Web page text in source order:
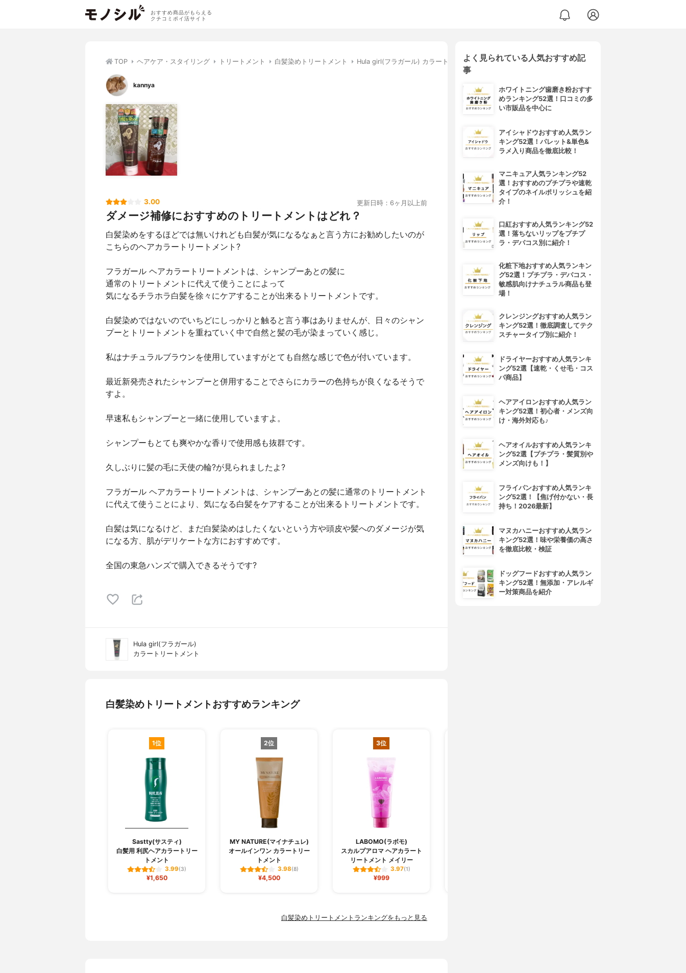
おすすめ商品がもらえる
クチコミポイ活サイト
TOP ヘアケア・スタイリング トリートメント 白髪染めトリートメント Hula girl(フラガール) カラートリートメント
kannya
3.00 更新日時：6ヶ月以上前
ダメージ補修におすすめのトリートメントはどれ？
白髪染めをするほどでは無いけれども白髪が気になるなぁと言う方にお勧めしたいのが
こちらのヘアカラートリートメント?
フラガール ヘアカラートリートメントは、シャンプーあとの髪に
通常のトリートメントに代えて使うことによって
気になるチラホラ白髪を徐々にケアすることが出来るトリートメントです。
白髪染めではないのでいちどにしっかりと触ると言う事はありませんが、日々のシャン
プーとトリートメントを重ねていく中で自然と髪の毛が染まっていく感じ。
私はナチュラルブラウンを使用していますがとても自然な感じで色が付いています。
最近新発売されたシャンプーと併用することでさらにカラーの色持ちが良くなるそうで
すよ。
早速私もシャンプーと一緒に使用していますよ。
シャンプーもとても爽やかな香りで使用感も抜群です。
久しぶりに髪の毛に天使の輪?が見られましたよ?
フラガール ヘアカラートリートメントは、シャンプーあとの髪に通常のトリートメント
に代えて使うことにより、気になる白髪をケアすることが出来るトリートメントです。
白髪は気になるけど、まだ白髪染めはしたくないという方や頭皮や髪へのダメージが気
になる方、肌がデリケートな方におすすめです。
全国の東急ハンズで購入できるそうです?
Hula girl(フラガール)
カラートリートメント
白髪染めトリートメントおすすめランキング
1位
Sastty(サスティ)
白髪用 利尻ヘアカラートリー
トメント
3.99(3)
¥1,650
2位
MY NATURE(マイナチュレ)
オールインワン カラートリー
トメント
3.98(8)
¥4,500
3位
LABOMO(ラボモ)
スカルプアロマ ヘアカラート
リートメント メイリー
3.97(1)
¥999
白髪染めトリートメントランキングをもっと見る
よく見られている人気おすすめ記
事
ホワイトニング歯磨き粉おすす
めランキング52選！口コミの多
い市販品を中心に
アイシャドウおすすめ人気ラン
キング52選！パレット&単色&
ラメ入り商品を徹底比較！
マニキュア人気ランキング52
選！おすすめのプチプラや速乾
タイプのネイルポリッシュを紹
介！
口紅おすすめ人気ランキング52
選！落ちないリップをプチプ
ラ・デパコス別に紹介！
化粧下地おすすめ人気ランキン
グ52選！プチプラ・デパコス・
敏感肌向けナチュラル商品も登
場！
クレンジングおすすめ人気ラン
キング52選！徹底調査してテク
スチャータイプ別に紹介！
ドライヤーおすすめ人気ランキ
ング52選【速乾・くせ毛・コス
パ商品】
ヘアアイロンおすすめ人気ラン
キング52選！初心者・メンズ向
け・海外対応も♪
ヘアオイルおすすめ人気ランキ
ング52選【プチプラ・髪質別や
メンズ向けも！】
フライパンおすすめ人気ランキ
ング52選！【焦げ付かない・長
持ち！2026最新】
マヌカハニーおすすめ人気ラン
キング52選！味や栄養価の高さ
を徹底比較・検証
ドッグフードおすすめ人気ラン
キング52選！無添加・アレルギ
ー対策商品を紹介